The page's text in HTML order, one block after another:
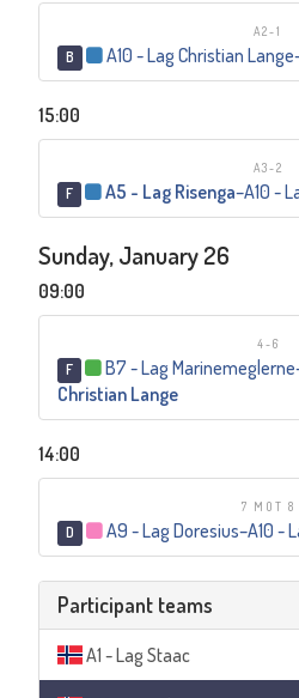
A2-1
B A10 - Lag Christian Lange
15:00
A3-2
F A5 - Lag Risenga–A10 -
Sunday, January 26
09:00
4-6
F B7 - Lag Marinemeglerne
Christian Lange
14:00
7 MOT 8
D A9 - Lag Doresius–A10 -
Participant teams
A1 - Lag Staac